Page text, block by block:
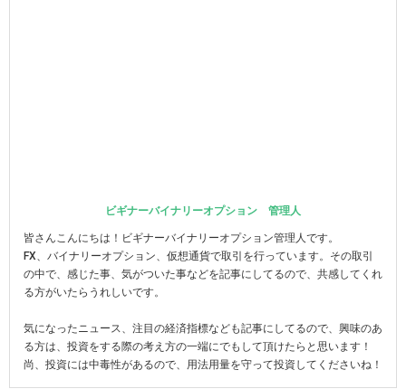
ビギナーバイナリーオプション 管理人
皆さんこんにちは！ビギナーバイナリーオプション管理人です。
FX、バイナリーオプション、仮想通貨で取引を行っています。その取引
の中で、感じた事、気がついた事などを記事にしてるので、共感してくれ
る方がいたらうれしいです。
気になったニュース、注目の経済指標なども記事にしてるので、興味のあ
る方は、投資をする際の考え方の一端にでもして頂けたらと思います！
尚、投資には中毒性があるので、用法用量を守って投資してくださいね！